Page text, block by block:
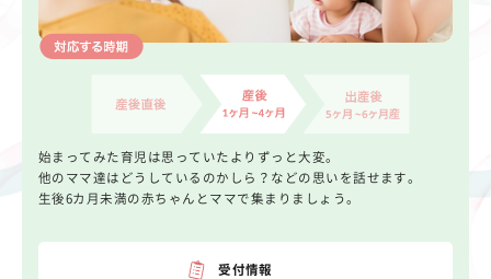
始まってみた育児は思っていたよりずっと大変。
他のママ達はどうしているのかしら？などの思いを話せます。
生後6カ月未満の赤ちゃんとママで集まりましょう。
受付情報